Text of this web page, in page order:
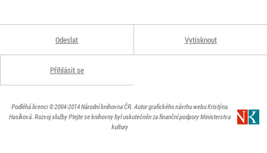
Odeslat Vytisknout
Přihlásit se
Podléhá licenci© 2004-2014Národní knihovna ČR. Autor grafického návrhu webu Kristýna
Hasíková. Rozvoj služby Ptejte se knihovny byl uskutečněn za finanční podpory Ministerstva
kultury